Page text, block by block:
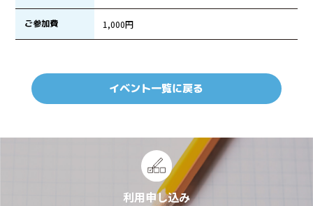
ご参加費 1,000円
イベント一覧に戻る
利用申し込み